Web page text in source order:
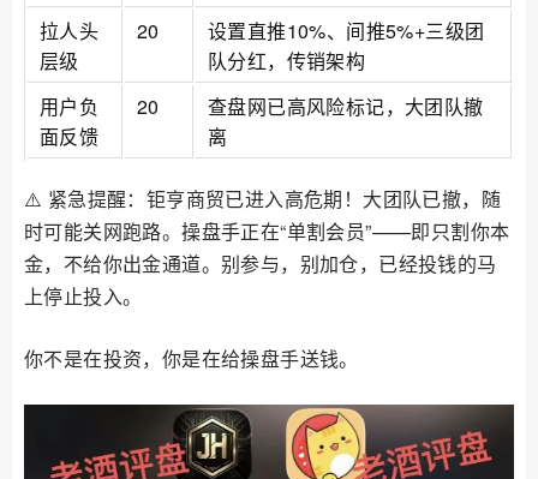
拉人头
层级
20
设置直推10%、间推5%+三级团
队分红，传销架构
用户负
面反馈
20
查盘网已高风险标记，大团队撤
离
⚠️ 紧急提醒：钜亨商贸已进入高危期！大团队已撤，随
时可能关网跑路。操盘手正在“单割会员”——即只割你本
金，不给你出金通道。别参与，别加仓，已经投钱的马
上停止投入。
你不是在投资，你是在给操盘手送钱。